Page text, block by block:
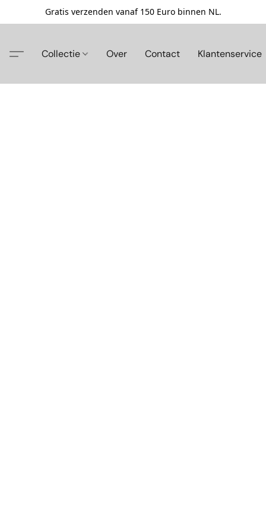
Gratis verzenden vanaf 150 Euro binnen NL.
Collectie Over Contact Klantenservice